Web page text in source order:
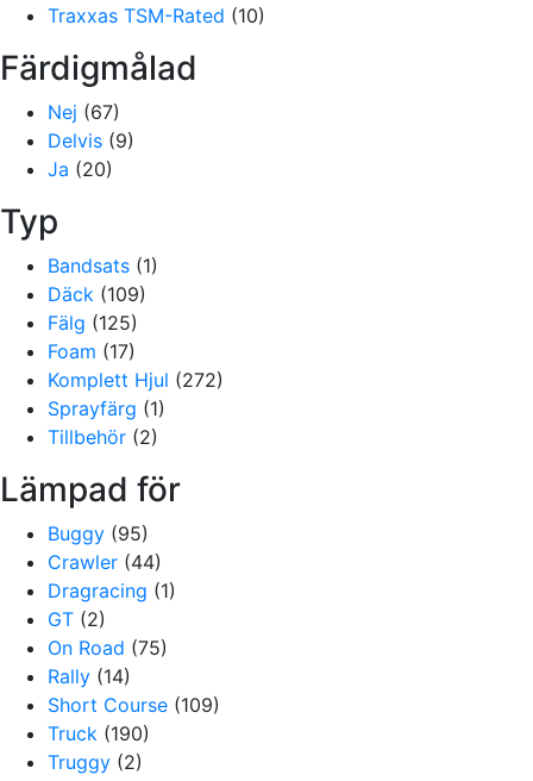
Traxxas TSM-Rated (10)
Färdigmålad
Nej (67)
Delvis (9)
Ja (20)
Typ
Bandsats (1)
Däck (109)
Fälg (125)
Foam (17)
Komplett Hjul (272)
Sprayfärg (1)
Tillbehör (2)
Lämpad för
Buggy (95)
Crawler (44)
Dragracing (1)
GT (2)
On Road (75)
Rally (14)
Short Course (109)
Truck (190)
Truggy (2)